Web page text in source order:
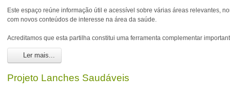
Este espaço reúne informação útil e acessível sobre várias áreas relevantes,
com novos conteúdos de interesse na área da saúde.
Acreditamos que esta partilha constitui uma ferramenta complementar
Ler mais...
Projeto Lanches Saudáveis